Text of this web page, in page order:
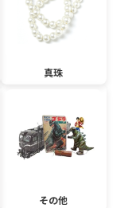
真珠
その他